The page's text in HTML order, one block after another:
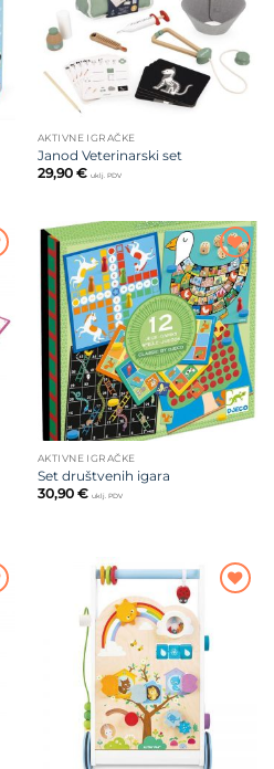
AKTIVNE IGRAČKE
Janod Veterinarski set
29,90 € uklj. PDV
Dodajte
na listu
želja
AKTIVNE IGRAČKE
Set društvenih igara
30,90 € uklj. PDV